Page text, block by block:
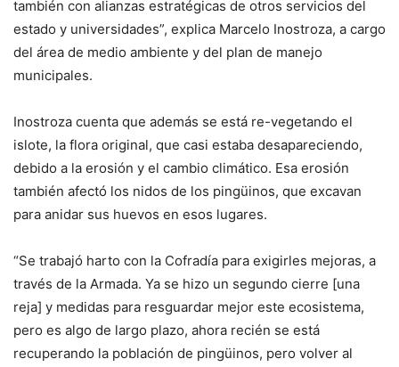
también con alianzas estratégicas de otros servicios del
estado y universidades”, explica Marcelo Inostroza, a cargo
del área de medio ambiente y del plan de manejo
municipales.
Inostroza cuenta que además se está re-vegetando el
islote, la flora original, que casi estaba desapareciendo,
debido a la erosión y el cambio climático. Esa erosión
también afectó los nidos de los pingüinos, que excavan
para anidar sus huevos en esos lugares.
“Se trabajó harto con la Cofradía para exigirles mejoras, a
través de la Armada. Ya se hizo un segundo cierre [una
reja] y medidas para resguardar mejor este ecosistema,
pero es algo de largo plazo, ahora recién se está
recuperando la población de pingüinos, pero volver al